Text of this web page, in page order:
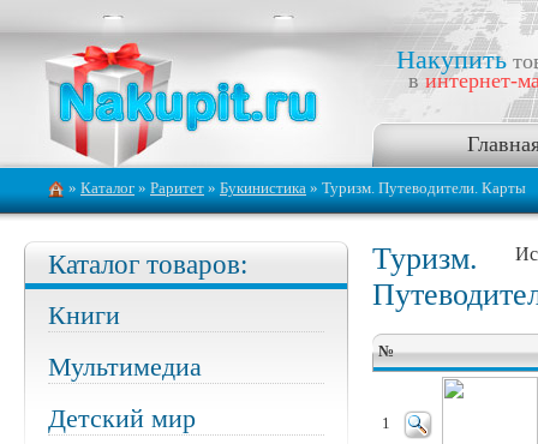
Накупить
в интернет-
» Каталог » Раритет » Букинистика » Туризм. Путеводители. Карты
Каталог товаров:
Книги
Мультимедиа
Детский мир
Туризм.
№
1